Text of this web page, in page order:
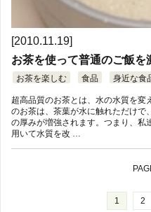
[2010.11.19]
お茶を使って普通のご飯
お茶を楽しむ 食品 身近な食
超高品質のお茶とは、水の水質を変
のお茶は、茶葉が水に触れただけで
の厚みが増強されます。つまり、私
用いて水質を改 …
1 2